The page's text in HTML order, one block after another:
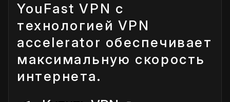
YouFast VPN с
технологией VPN
accelerator обеспечивает
максимальную скорость
интернета.